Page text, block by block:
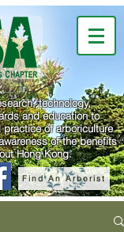
technology,
and education to
of arboriculture
of the benefits
Hong Kong.
Find An Arborist